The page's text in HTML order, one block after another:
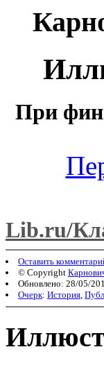
При
Lib.ru/
Оставить
© Copyright
Обновлено: 28/05/
Очерк: История